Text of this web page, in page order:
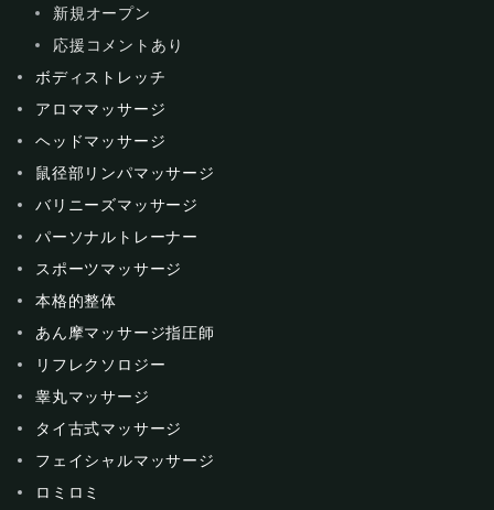
新規オープン
応援コメントあり
ボディストレッチ
アロママッサージ
ヘッドマッサージ
鼠径部リンパマッサージ
バリニーズマッサージ
パーソナルトレーナー
スポーツマッサージ
本格的整体
あん摩マッサージ指圧師
リフレクソロジー
睾丸マッサージ
タイ古式マッサージ
フェイシャルマッサージ
ロミロミ